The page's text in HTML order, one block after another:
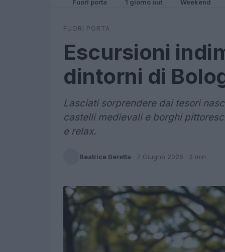
Fuori porta 1 giorno out Weekend
FUORI PORTA
Escursioni
dintorni di
Lasciati sorprendere dai tesori
castelli medievali e borghi
e relax.
Beatrice Beretta · 7 Giugno 2026 · 3 min